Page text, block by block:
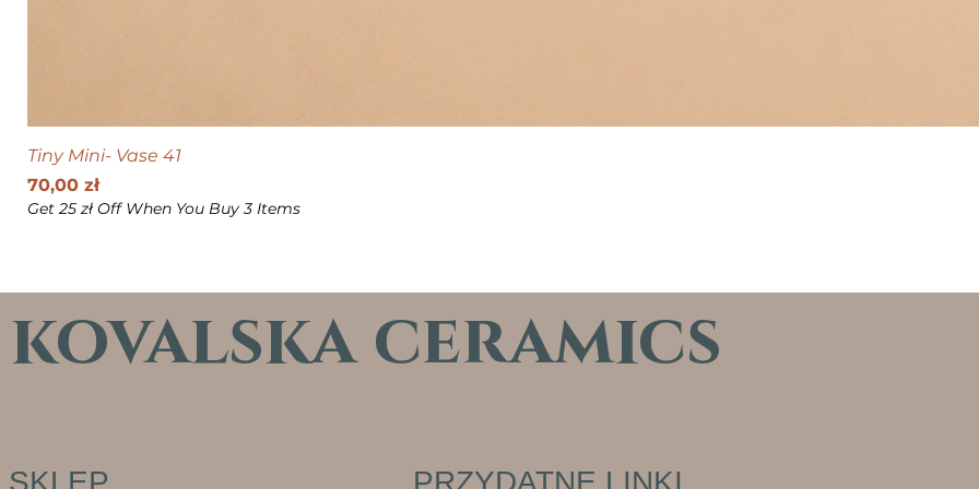
Tiny Mini- Vase 41
Cena
70,00 zł
Get 25 zł Off When You Buy 3 Items
kovalska ceramics
SKLEP PRZYDATNE LINKI